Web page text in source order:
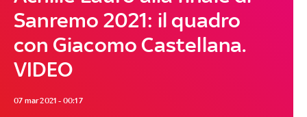
Sanremo 2021: il quadro
con Giacomo Castellana.
VIDEO
07 mar 2021 - 00:17